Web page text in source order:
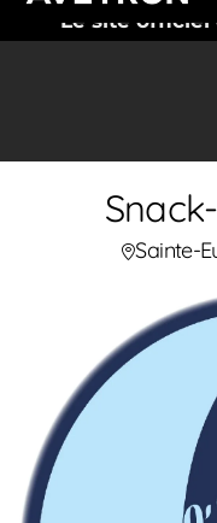
Le site officiel
Sainte-